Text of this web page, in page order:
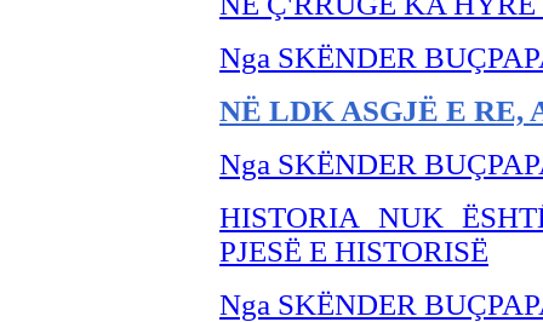
Nga SKËNDER BU
NË LDK ASGJË E RE,
Nga SKËNDER BU
HISTORIA NUK
PJESË E HISTORISË
Nga SKËNDER BU